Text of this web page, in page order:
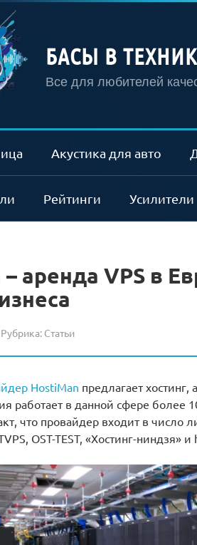
БАСЫ В
Все для любителей
Акустика для авто
Рейтинги Усилители
аренда VPS в
Рубрика: Статьи
HostiMan предлагает
работает в данной сфере более
что провайдер входит в число
OST-TEST, «Хостинг-ниндзя»